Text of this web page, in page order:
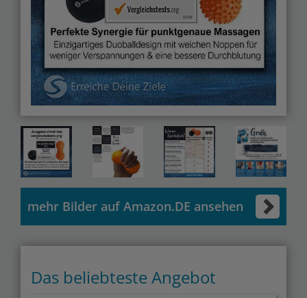
mehr Bilder auf Amazon.DE ansehen
Das beliebteste Angebot